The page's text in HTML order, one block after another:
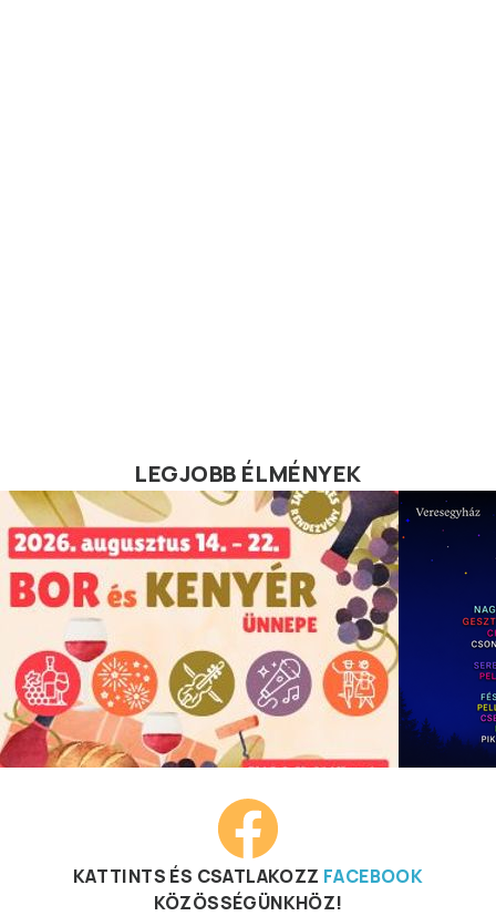
LEGJOBB ÉLMÉNYEK
KATTINTS ÉS CSATLAKOZZ FACEBOOK
KÖZÖSSÉGÜNKHÖZ!